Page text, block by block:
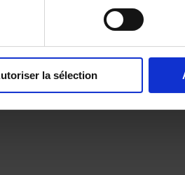
la sélection